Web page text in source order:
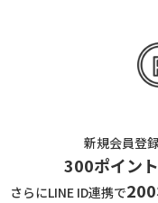
新規会員登
300ポイン
さらにLINE ID連携で